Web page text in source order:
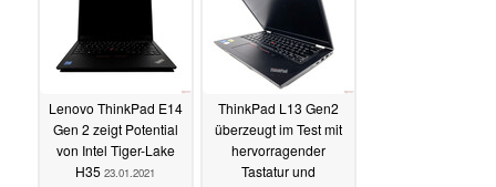
Lenovo ThinkPad E14
Gen 2 zeigt Potential
von Intel Tiger-Lake
H35 23.01.2021
ThinkPad L13 Gen2
überzeugt im Test mit
hervorragender
Tastatur und